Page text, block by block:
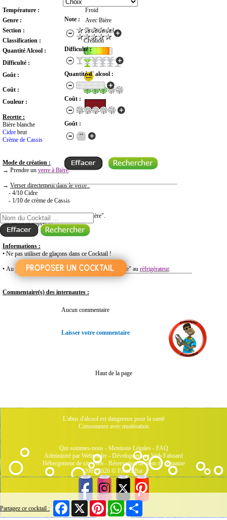
Partagez ce cocktail :
FacebookX Pinterest WhatsApp
Note :
Difficulté :
Quantité d' alcool :
Coût :
Goût :
RECHERCHE COCKTAIL PAR NOM
Température :
Froid
Genre :
Avec Bière
Section :
Traditionnel
Classification :
Création
Quantité Alcool :
Difficulté :
Goût :
Coût :
Couleur :
Recette :
Bière blanche
Cidre brut
Crème de Cassis
Mode de création :
→ Prendre un verre à Bière.
→ Verser directement dans le verre :
- 4/10 Cidre
- 1/10 de crème de Cassis
→ Finir de remplir le verre avec la "Bière".
→ Servir et apprécier
Informations :
• Ne pas utiliser de glaçons dans ce Cocktail !
• Au préalable, penser à mettre le "Cidre" et la "Bière" au réfrigérateur.
Commentaire(s) des internautes :
Aucun commentaire
Laisser votre commentaire
Haut de la page
L'abus d'alcool est dangereux pour la santé
Consommez avec modération
Qui sommes-nous- Mentions Légales- FAQ
Administré par Webtender - Développement Web Faboard
Hébergement de site Web- Réservation de nom de domaine
2001/2026 © FrenchBar
9 Connectés